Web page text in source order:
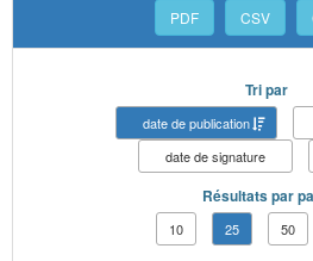
PDF CSV
Tri par
date de publication
date de signature
Résultats par
10 25 50